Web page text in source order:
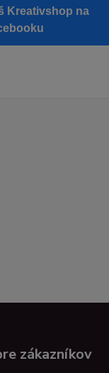
Kreativshop na
zákazníkov